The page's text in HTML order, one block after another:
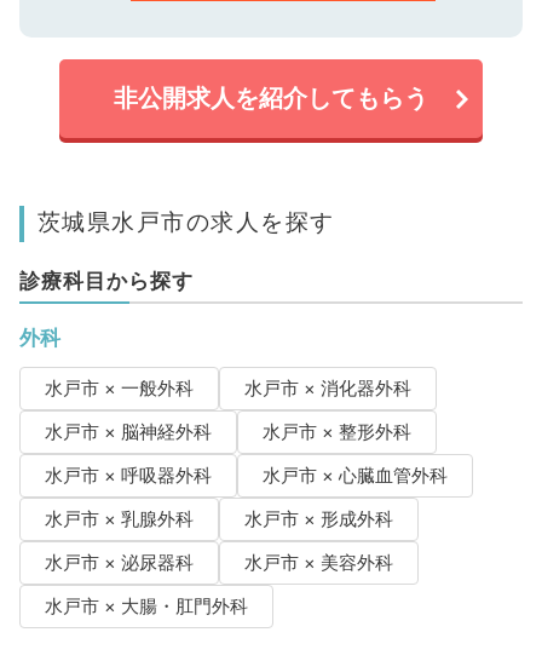
非公開求人を紹介してもらう
茨城県水戸市の求人を探す
診療科目から探す
外科
水戸市 × 一般外科
水戸市 × 消化器外科
水戸市 × 脳神経外科
水戸市 × 整形外科
水戸市 × 呼吸器外科
水戸市 × 心臓血管外科
水戸市 × 乳腺外科
水戸市 × 形成外科
水戸市 × 泌尿器科
水戸市 × 美容外科
水戸市 × 大腸・肛門外科